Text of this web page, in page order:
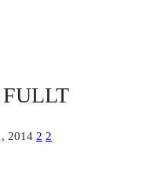
2014 2 2